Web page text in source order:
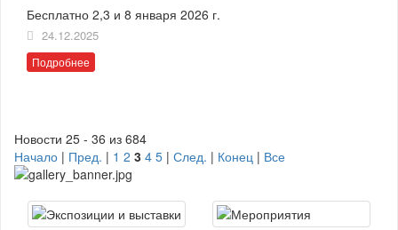
Бесплатно 2,3 и 8 января 2026 г.
24.12.2025
Подробнее
Новости 25 - 36 из 684
Начало | Пред. | 1 2 3 4 5 | След. | Конец | Все